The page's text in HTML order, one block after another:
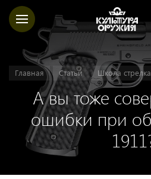
Главная Статьи Школа стрелка
А вы тоже
ошибки при